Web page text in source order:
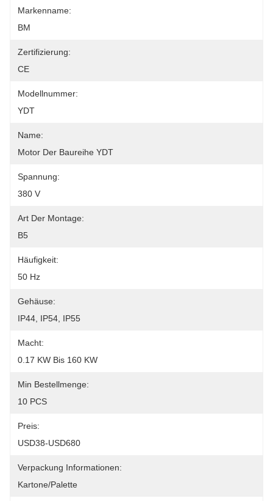
Markenname:
BM
Zertifizierung:
CE
Modellnummer:
YDT
Name:
Motor Der Baureihe YDT
Spannung:
380 V
Art Der Montage:
B5
Häufigkeit:
50 Hz
Gehäuse:
IP44, IP54, IP55
Macht:
0.17 KW Bis 160 KW
Min Bestellmenge:
10 PCS
Preis:
USD38-USD680
Verpackung Informationen:
Kartone/Palette